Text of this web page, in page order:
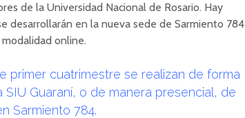
de la Universidad Nacional de Rosario. Hay
desarrollarán en la nueva sede de Sarmiento 784
online.
primer cuatrimestre se realizan de forma
Guaraní, o de manera presencial, de
Sarmiento 784.